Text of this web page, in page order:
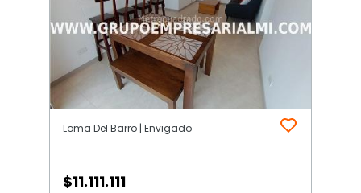
Loma Del Barro | Envigado
$11.111.111